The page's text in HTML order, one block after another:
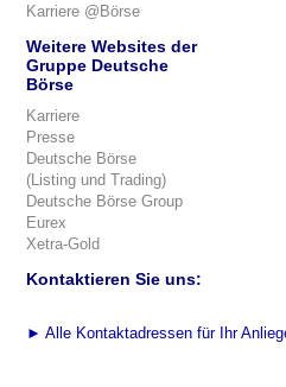
Karriere @Börse
Weitere Websites der
Gruppe Deutsche
Börse
Karriere
Presse
Deutsche Börse
(Listing und Trading)
Deutsche Börse Group
Eurex
Xetra-Gold
Kontaktieren Sie uns:
► Alle Kontaktadressen für Ihr